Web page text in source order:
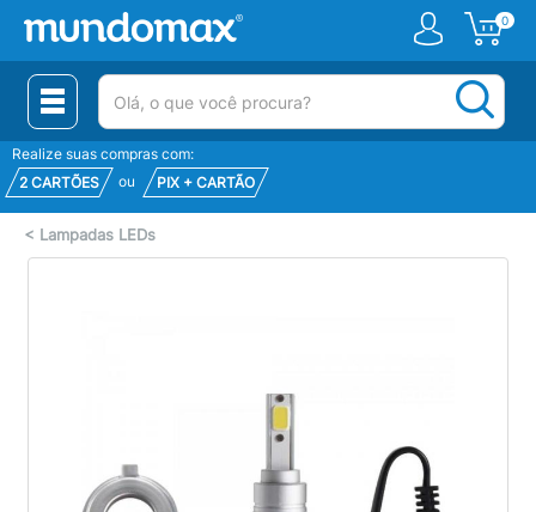
0
(pesquisar)
Realize suas compras com:
2 CARTÕES
ou PIX + CARTÃO
< Lampadas LEDs